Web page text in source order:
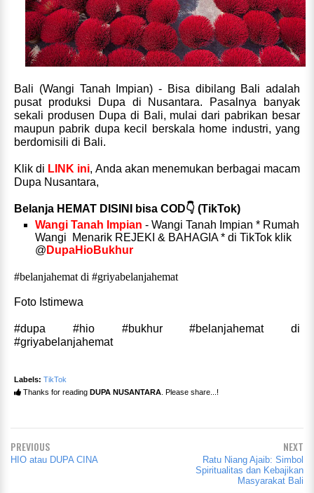
Bali (Wangi Tanah Impian) - Bisa dibilang Bali adalah
pusat produksi Dupa di Nusantara. Pasalnya banyak
sekali produsen Dupa di Bali, mulai dari pabrikan besar
maupun pabrik dupa kecil berskala home industri, yang
berdomisili di Bali.
Klik di LINK ini, Anda akan menemukan berbagai macam
Dupa Nusantara,
Belanja HEMAT DISINI bisa COD👇 (TikTok)
Wangi Tanah Impian - Wangi Tanah Impian * Rumah
Wangi Menarik REJEKI & BAHAGIA * di TikTok klik
@ DupaHioBukhur
#belanjahemat di #griyabelanjahemat
Foto Istimewa
#dupa #hio #bukhur #belanjahemat di
#griyabelanjahemat
Labels: TikTok
Thanks for reading DUPA NUSANTARA . Please share...!
PREVIOUS
HIO atau DUPA CINA
NEXT
Ratu Niang Ajaib: Simbol
Spiritualitas dan Kebajikan
Masyarakat Bali